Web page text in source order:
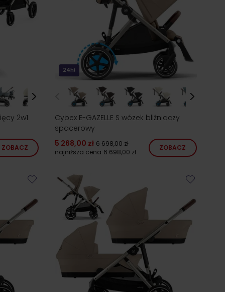
2w1
ZOBACZ
24h!
Cybex E-GAZELLE S wózek bliźniaczy
spacerowy
5 268,00 zł 6 698,00 zł
najniższa cena 6 698,00 zł
ZOBACZ